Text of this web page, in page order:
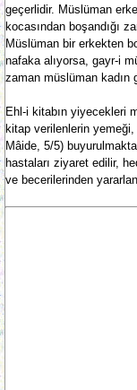
geçerlidir. Müslüman
kocasından boşandığı
Müslüman bir erkekten
nafaka alıyorsa, gayr-i
zaman müslüman kadın
Ehl-i kitabın yiyecekleri
kitap verilenlerin
Mâide, 5/5)
hastaları ziyaret edilir,
ve becerilerinden